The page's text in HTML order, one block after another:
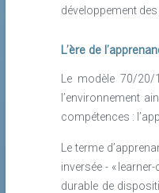
collaboration de plus
entre le monde du
doubles diplômes
multilinguisme. On
ensemble pour
universitaires du pays
alimentées par des
développement
L’ère de
Le modèle 70/
l’environnement
compétences :
Le terme
inversée - «
durable de